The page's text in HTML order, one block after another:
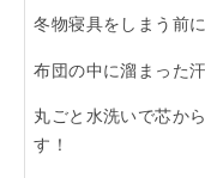
おすす
冬物寝具をしまう前
布団の中に溜まった
丸ごと水洗いで芯か
す！